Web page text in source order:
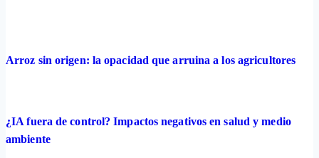
Arroz sin origen: la opacidad que arruina a los agricultores
¿IA fuera de control? Impactos negativos en salud y medio
ambiente